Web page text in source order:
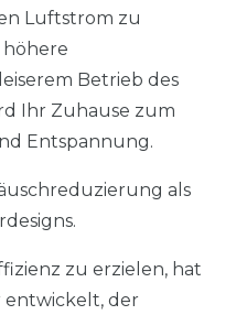
Luftstrom zu
Betrieb des
Ihr Zuhause zum
Entspannung.
als
zu erzielen, hat
entwickelt, der